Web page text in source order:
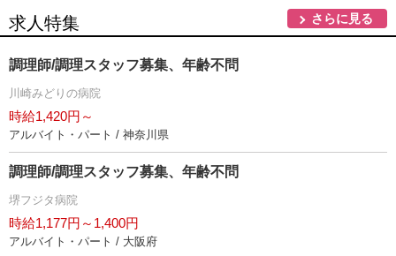
求人特集 さらに見る
調理師/調理スタッフ募集、年齢不問
川崎みどりの病院
時給1,420円～
アルバイト・パート / 神奈川県
調理師/調理スタッフ募集、年齢不問
堺フジタ病院
時給1,177円～1,400円
アルバイト・パート / 大阪府